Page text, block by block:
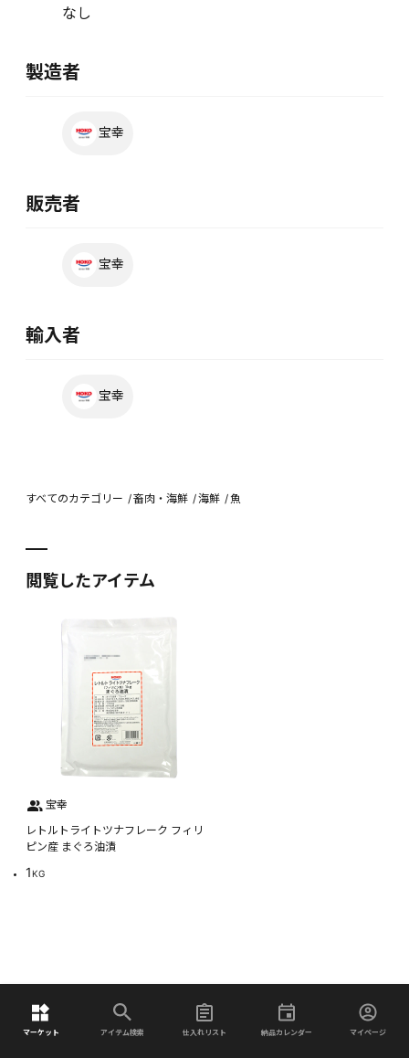
マーケット アイテム検索 仕入れリスト 納品カレンダー マイページ
なし
製造者
宝幸
販売者
宝幸
輸入者
宝幸
すべてのカテゴリー 畜肉・海鮮 海鮮 魚
閲覧したアイテム
宝幸
レトルトライトツナフレーク フィリ
ピン産 まぐろ油漬
1KG